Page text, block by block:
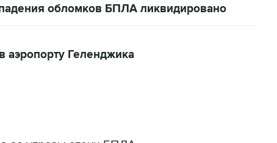
обломков БПЛА ликвидировано
Геленджика